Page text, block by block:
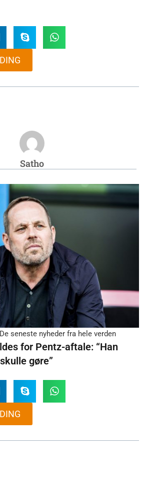
Satho
seneste nyheder fra hele verden
for Pentz-aftale: “Han
gøre”